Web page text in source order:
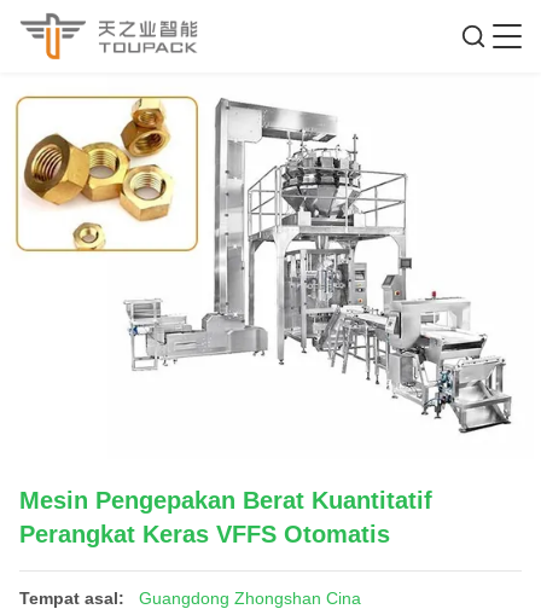
Mesin Pengepakan Berat Kuantitatif
Perangkat Keras VFFS Otomatis
Tempat asal: Guangdong Zhongshan Cina